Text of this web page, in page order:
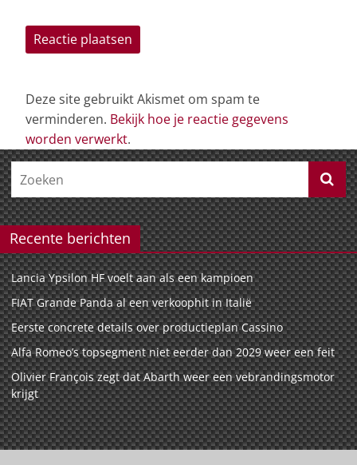
Deze site gebruikt Akismet om spam te
verminderen. Bekijk hoe je reactie gegevens
worden verwerkt.
Recente berichten
Lancia Ypsilon HF voelt aan als een kampioen
FIAT Grande Panda al een verkoophit in Italië
Eerste concrete details over productieplan Cassino
Alfa Romeo’s topsegment niet eerder dan 2029 weer een feit
Olivier François zegt dat Abarth weer een vebrandingsmotor
krijgt